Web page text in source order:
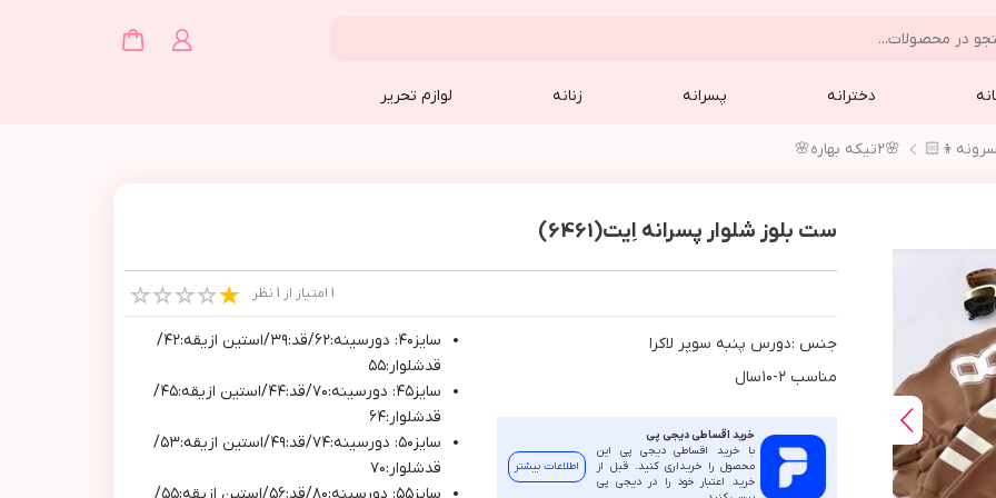
دخترانه پسرانه زنانه لوازم تحریر
🌸٢تيكه بهاره🌸
ست بلوز شلوار پسرانه اِیت(6461)
1 امتیاز از 1 نظر
جنس :دورس پنبه سوپر لاكرا
مناسب ٢-١٠سال
خرید اقساطی دیجی پی
با خرید اقساطی دیجی پی این
محصول را خریداری کنید. قبل از
خرید اعتبار خود را در دیجی پی
اطلاعات بیشتر
سايز٤٠: دورسينه:٦٢/قد:٣٩/استين ازيقه:٤٢/
قدشلوار:٥٥
سايز٤٥: دورسينه:٧٠/قد:٤٤/استين ازيقه:٤٥/
قدشلوار:٦٤
سايز٥٠: دورسينه:٧٤/قد:٤٩/استين ازيقه:٥٣/
قدشلوار:٧٠